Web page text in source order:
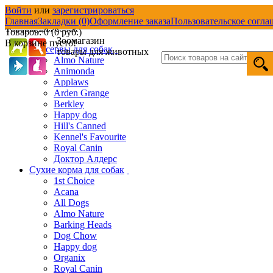
Войти или зарегистрироваться
ГлавнаяЗакладки (0)Оформление заказаПользовательское
Товаров: 0 (0 руб.)
В корзине пусто!Зоомагазин
товары для животных
Товары для собак
Консервы для собак
Almo Nature
Animonda
Applaws
Arden Grange
Berkley
Happy dog
Hill's Canned
Kennel's Favourite
Royal Canin
Доктор Алдерс
Сухие корма для собак
1st Choice
Acana
All Dogs
Almo Nature
Barking Heads
Dog Chow
Happy dog
Organix
Royal Canin